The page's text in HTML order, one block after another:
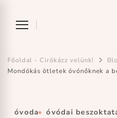
Főoldal - Cirókázz velünk!
Mondókás ötletek óvónőknek a
óvoda óvódai